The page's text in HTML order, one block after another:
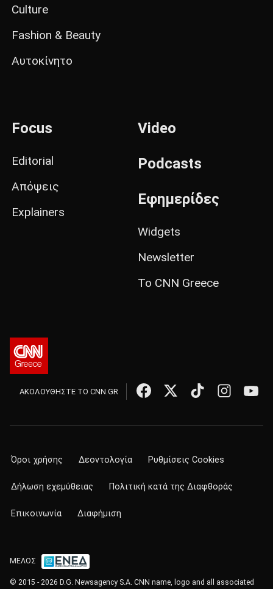
Culture
Fashion & Beauty
Αυτοκίνητο
Focus
Editorial
Απόψεις
Explainers
Video
Podcasts
Εφημερίδες
Widgets
Newsletter
Το CNN Greece
ΑΚΟΛΟΥΘΗΣΤΕ ΤΟ CNN.GR
Όροι χρήσης Δεοντολογία Ρυθμίσεις Cookies
Δήλωση εχεμύθειας Πολιτική κατά της Διαφθοράς
Επικοινωνία Διαφήμιση
ΜΕΛΟΣ
© 2015 - 2026 D.G. Newsagency S.A. CNN name, logo and all associated